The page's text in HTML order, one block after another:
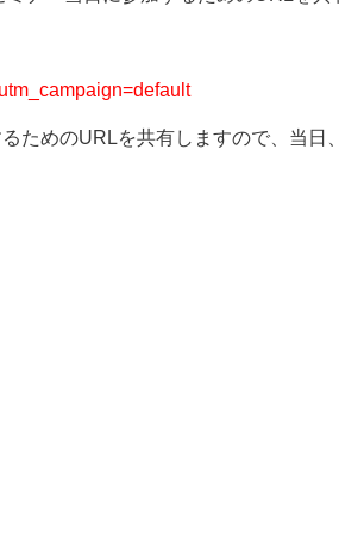
ためのURLを共有しますので、当日